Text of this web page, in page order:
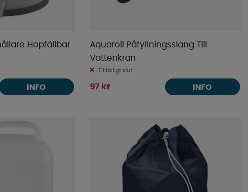
Hopfällbar
INFO
Aquaroll Påfyllningsslang Till
Vattenkran
Tillfälligt slut
97 kr INFO